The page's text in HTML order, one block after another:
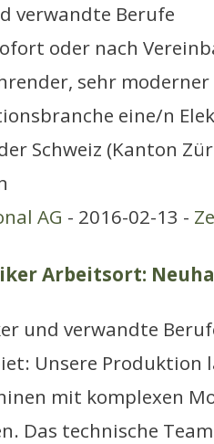
verwandte Berufe
oder nach
sehr
eine/n
Schweiz (Kanton
AG - 2016-02-13 -
Arbeitsort:
und verwandte
Unsere
mit komplexen
Das technische